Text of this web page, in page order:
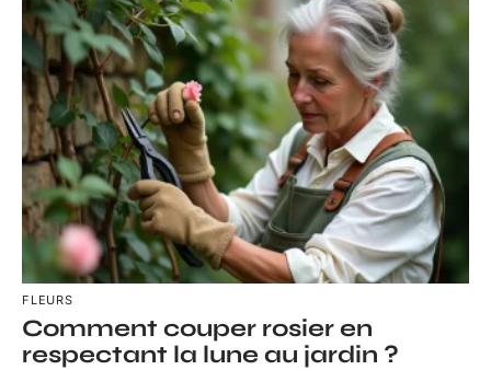
FLEURS
Comment couper rosier en
respectant la lune au jardin ?